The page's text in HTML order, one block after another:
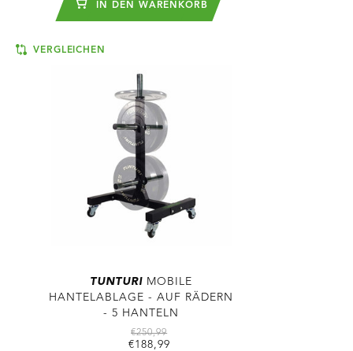
IN DEN WARENKORB
VERGLEICHEN
TUNTURI MOBILE
HANTELABLAGE - AUF RÄDERN
- 5 HANTELN
€250,99
€188,99